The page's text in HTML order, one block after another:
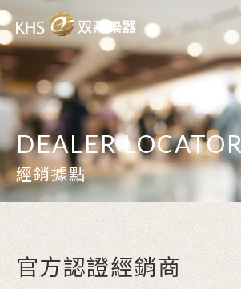
DEALER LOCATOR
經銷據點
官方認證經銷商